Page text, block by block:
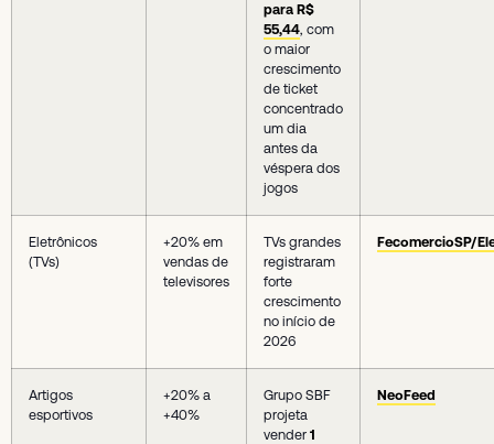
para R$
55,44, com
o maior
crescimento
de ticket
concentrado
um dia
antes da
véspera dos
jogos
Eletrônicos
(TVs)
+20% em
vendas de
televisores
TVs grandes
registraram
forte
crescimento
no início de
2026
FecomercioSP/
Artigos
esportivos
+20% a
+40%
Grupo SBF
projeta
vender 1
NeoFeed